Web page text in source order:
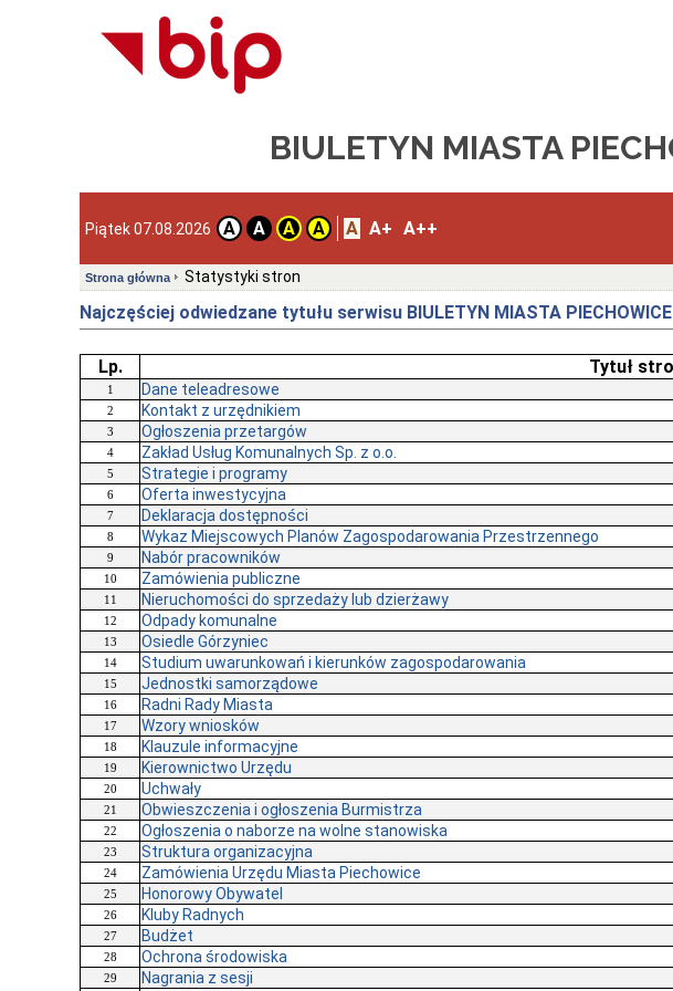
BIULETYN MIASTA
Piątek 07.08.2026 A A A A A A+ A++
Strona główna Statystyki stron
Najczęściej odwiedzane tytułu serwisu BIULETYN MIASTA
Lp. Tytuł
1 Dane teleadresowe
2
Kontakt z urzędnikiem
3
Ogłoszenia przetargów
4
Zakład Usług Komunalnych Sp. z o.o.
5
Strategie i programy
6
Oferta inwestycyjna
7
Deklaracja dostępności
8
Wykaz Miejscowych Planów Zagospodarowania Przestrzennego
9
Nabór pracowników
10
Zamówienia publiczne
11
Nieruchomości do sprzedaży lub dzierżawy
12
Odpady komunalne
13
Osiedle Górzyniec
14
Studium uwarunkowań i kierunków zagospodarowania
15
Jednostki samorządowe
16
Radni Rady Miasta
17
Wzory wniosków
18
Klauzule informacyjne
19
Kierownictwo Urzędu
20
Uchwały
21
Obwieszczenia i ogłoszenia Burmistrza
22
Ogłoszenia o naborze na wolne stanowiska
23
Struktura organizacyjna
24
Zamówienia Urzędu Miasta Piechowice
25
Honorowy Obywatel
26
Kluby Radnych
27
Budżet
28
Ochrona środowiska
29
Nagrania z sesji